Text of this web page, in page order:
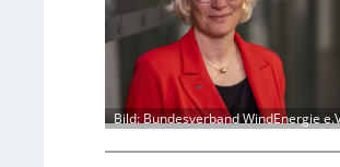
Bild: Bundesverband WindEnergie